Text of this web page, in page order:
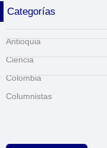
Categorías
Antioquia
Ciencia
Colombia
Columnistas